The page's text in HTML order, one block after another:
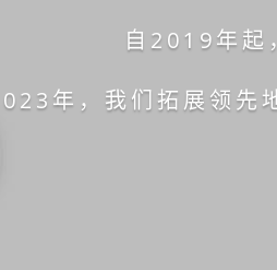
自2019年起
年，我们拓展领先